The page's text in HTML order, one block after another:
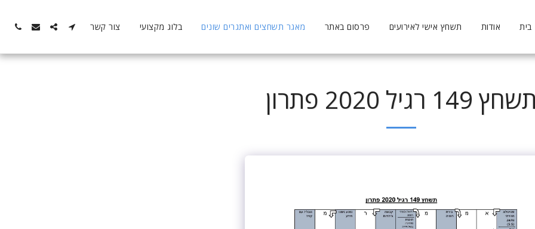
בית אודות תשחץ אישי לאירועים פרסום באתר מאגר תשחצים ואתגרים שונים בלוג מקצועי צור קשר
149 רגיל 2020 פתרון